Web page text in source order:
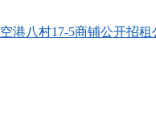
空港八村17-5商铺公开招租